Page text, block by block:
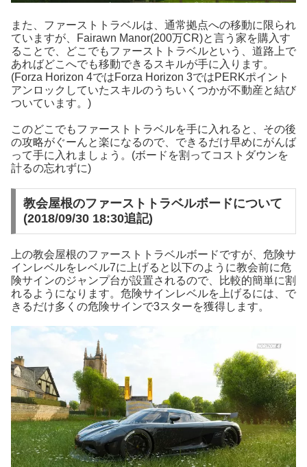
また、ファーストトラベルは、通常拠点への移動に限られ
ていますが、Fairawn Manor(200万CR)と言う家を購入す
ることで、どこでもファーストトラベルという、道路上で
あればどこへでも移動できるスキルが手に入ります。
(Forza Horizon 4ではForza Horizon 3ではPERKポイント
アンロックしていたスキルのうちいくつかが不動産と結び
ついています。)
このどこでもファーストトラベルを手に入れると、その後
の攻略がぐーんと楽になるので、できるだけ早めにがんば
って手に入れましょう。(ボードを割ってコストダウンを
計るの忘れずに)
教会屋根のファーストトラベルボードについて
(2018/09/30 18:30追記)
上の教会屋根のファーストトラベルボードですが、危険サ
インレベルをレベル7に上げると以下のように教会前に危
険サインのジャンプ台が設置されるので、比較的簡単に割
れるようになります。危険サインレベルを上げるには、で
きるだけ多くの危険サインで3スターを獲得します。